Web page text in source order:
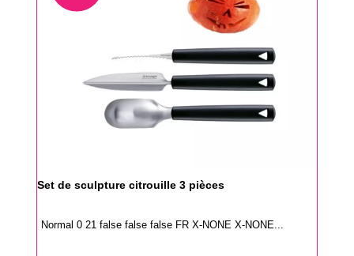
Set de sculpture citrouille 3 pièces
Normal 0 21 false false false FR X-NONE X-NONE...